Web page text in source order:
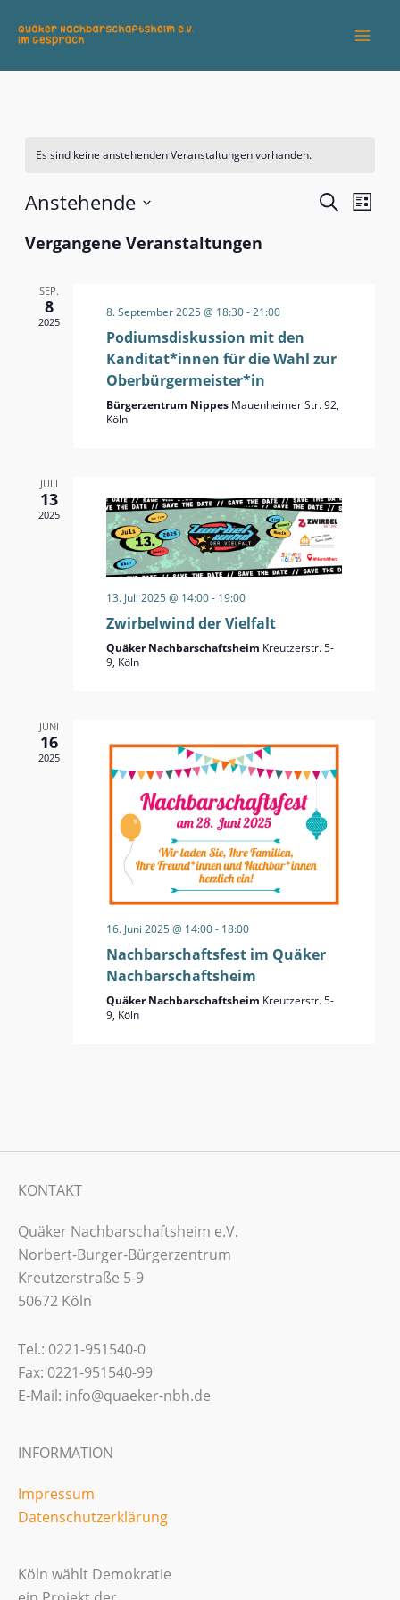
Inhalt
Es sind keine anstehenden Veranstaltungen vorhanden.
SucheListe
Anstehende
wählen.
Vergangene Veranstaltungen
SEP.
8
2025
8. September 2025 @ 18:30-21:00
Podiumsdiskussion mit den
Kanditat*innen für die Wahl zur
Oberbürgermeister*in
Bürgerzentrum Nippes Mauenheimer Str. 92,
Köln
JULI
13
2025
13. Juli 2025 @ 14:00- 19:00
Zwirbelwind der Vielfalt
Quäker Nachbarschaftsheim Kreutzerstr. 5-
9, Köln
JUNI
16
2025
16. Juni 2025 @ 14:00- 18:00
Nachbarschaftsfest im Quäker
Nachbarschaftsheim
Quäker Nachbarschaftsheim Kreutzerstr. 5-
9, Köln
KONTAKT
Quäker Nachbarschaftsheim e.V.
Norbert-Burger-Bürgerzentrum
Kreutzerstraße 5-9
50672 Köln
Tel.: 0221-951540-0
Fax: 0221-951540-99
E-Mail: info@quaeker-nbh.de
INFORMATION
Impressum
Datenschutzerklärung
Köln wählt Demokratie